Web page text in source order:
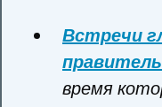
Встречи
время